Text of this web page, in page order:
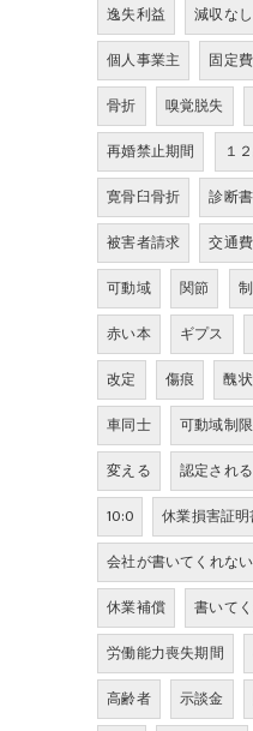
逸失利益
減収なし
個人事業主
固定費
骨折
嗅覚脱失
再婚禁止期間
１
寛骨臼骨折
診断書
被害者請求
交通費
可動域
関節
赤い本
ギプス
改定
傷痕 醜
車同士
可動域制限
変える
認定され
10:0
休業損害証
会社が書いてくれない
休業補償
書いて
労働能力喪失期間
高齢者
示談金